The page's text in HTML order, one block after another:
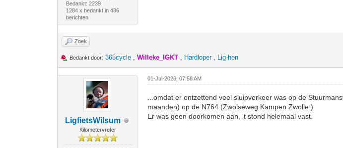
Bedankt: 2239
1284 x bedankt in 486
berichten
Zoek
Bedankt door: 365cycle ,Willeke_IGKT , Hardloper, Lig-hen
LigfietsWilsum
Kilometervreter
01-Jul-2026, 07:58 AM
...omdat er ontzettend veel sluipverkeer was op de
maanden) op de N764 (Zwolseweg Kampen Zwolle.)
Er was geen doorkomen aan, 't stond helemaal vast.